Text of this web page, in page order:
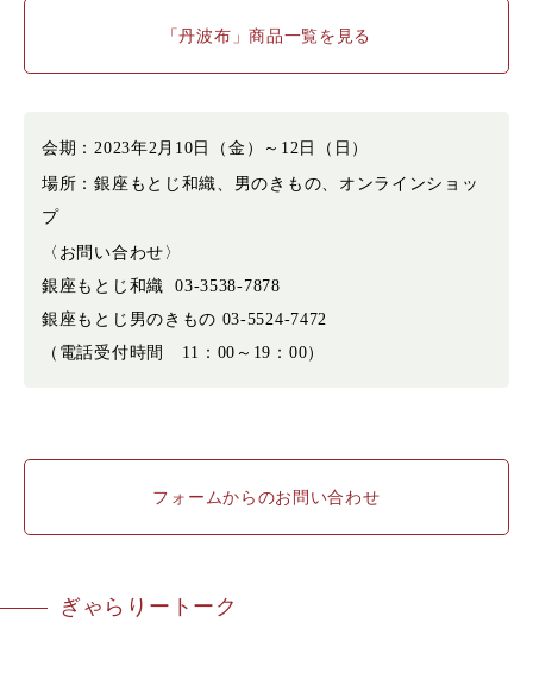
「丹波布」商品一覧を見る
会期：2023年2月10日（金）～12日（日）
場所：銀座もとじ和織、男のきもの、オンラインショッ
プ
〈お問い合わせ〉
銀座もとじ和織 03-3538-7878
銀座もとじ男のきもの 03-5524-7472
（電話受付時間 11：00～19：00）
フォームからのお問い合わせ
ぎゃらりートーク